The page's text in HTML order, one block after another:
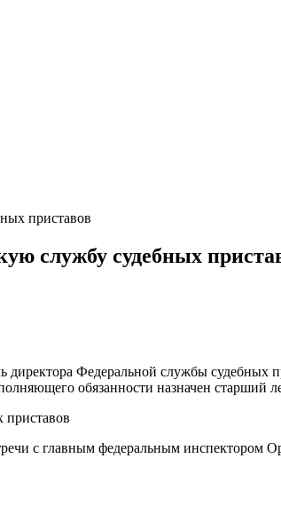
приставов
службу судебных
директора Федеральной службы судебных
обязанности назначен старший
с главным федеральным